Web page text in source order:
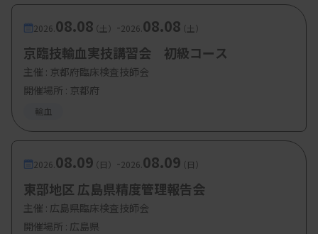
・定 員：80 名
2026. 08.08（土） -2026. 08.08（土）
京臨技輸血実技講習会 初級コース
主催 : 京都府臨床検査技師会
開催場所 : 京都府
輸血
2026. 08.09（日） -2026. 08.09（日）
東部地区 広島県精度管理報告会
主催 : 広島県臨床検査技師会
開催場所 : 広島県